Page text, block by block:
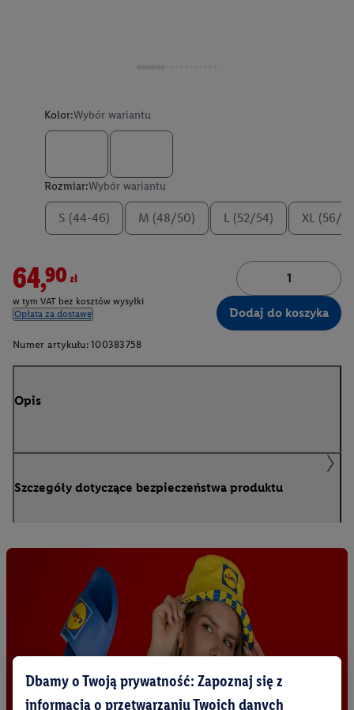
Kolor:Wybór wariantu
Rozmiar:Wybór wariantu
S (44-46) M (48/50) L (52/54) XL (56/
64,90zł
w tym VAT bez kosztów wysyłki
Opłata za dostawę
Dodaj do koszyka
Numer artykułu: 100383758
Opis
Szczegóły dotyczące bezpieczeństwa produktu
Dbamy o Twoją prywatność: Zapoznaj się z
informacją o przetwarzaniu Twoich danych